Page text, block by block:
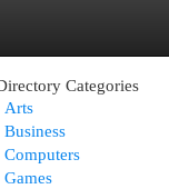
Categories
Arts
Business
Computers
Games